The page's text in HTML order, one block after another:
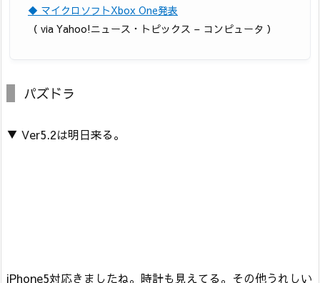
◆ マイクロソフトXbox One発表
（ via Yahoo!ニュース・トピックス – コンピュータ ）
パズドラ
▼ Ver5.2は明日来る。
iPhone5対応きましたね。時計も見えてる。その他うれしい